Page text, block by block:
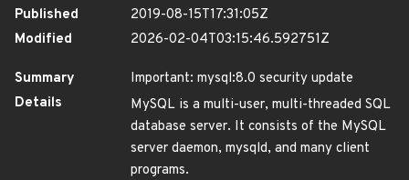
Published
2019-08-15T17:31:05Z
Modified
2026-02-04T03:15:46.592751Z
Summary
Important: mysql:8.0 security update
Details
MySQL is a multi-user, multi-threaded SQL
database server. It consists of the MySQL
server daemon, mysqld, and many client
programs.